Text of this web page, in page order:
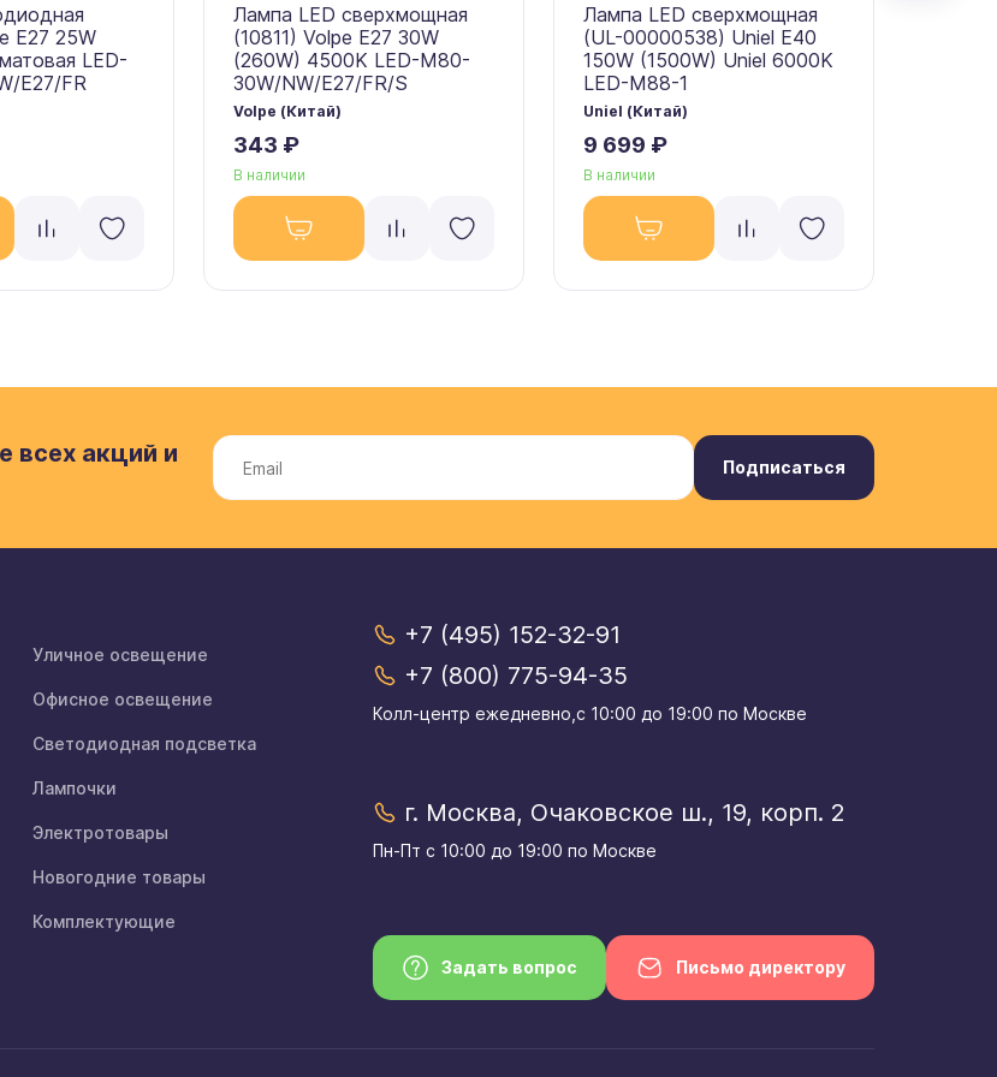
E27 25W
LED-
E27/FR
Лампа LED сверхмощная
(10811) Volpe E27 30W
(260W) 4500K LED-M80-
30W/NW/E27/FR/S
Volpe (Китай)
343 ₽
В наличии
Лампа LED сверхмощная
(UL-00000538) Uniel E40
150W (1500W) Uniel 6000K
LED-M88-1
Uniel (Китай)
9 699 ₽
В наличии
всех акций и
Подписаться
Уличное освещение
Офисное освещение
Светодиодная подсветка
Лампочки
Электротовары
Новогодние товары
Комплектующие
+7 (495) 152-32-91
+7 (800) 775-94-35
Колл-центр eжедневно,с 10:00 до 19:00 по Москве
г. Москва, Очаковское ш., 19, корп. 2
Пн-Пт с 10:00 до 19:00 по Москве
Задать вопрос Письмо директору